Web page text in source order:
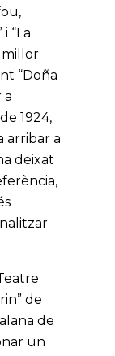
“La
millor
“Doña
a
1924,
arribar a
deixat
de
de
un